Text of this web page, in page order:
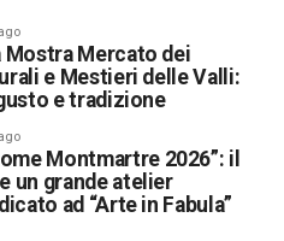
Mostra Mercato dei
e Mestieri delle Valli:
e tradizione
Montmartre 2026”: il
un grande atelier
ad “Arte in Fabula”